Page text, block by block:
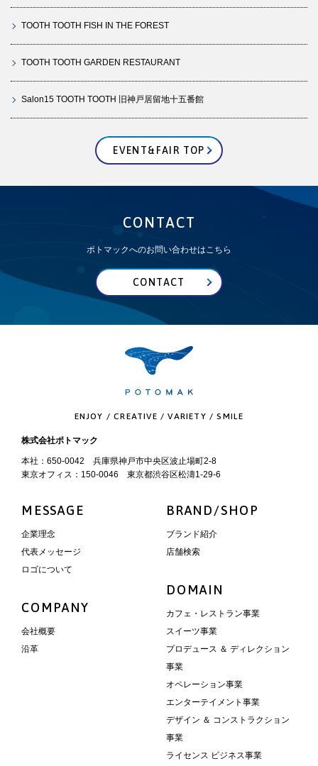
TOOTH TOOTH FISH IN THE FOREST
TOOTH TOOTH GARDEN RESTAURANT
Salon15 TOOTH TOOTH 旧神戸居留地十五番館
EVENT&FAIR TOP
CONTACT
ポトマックへのお問い合わせはこちら
CONTACT
ENJOY / CREATIVE / VARIETY / SMILE
株式会社ポトマック
本社：650-0042 兵庫県神戸市中央区波止場町2-8
東京オフィス：150-0046 東京都渋谷区松濤1-29-6
MESSAGE
企業理念
代表メッセージ
ロゴについて
COMPANY
会社概要
沿革
BRAND/SHOP
ブランド紹介
店舗検索
DOMAIN
カフェ・レストラン事業
スイーツ事業
プロデュース ＆ ディレクション
事業
オペレーション事業
エンターテイメント事業
デザイン ＆ コンストラクション
事業
ライセンス ビジネス事業